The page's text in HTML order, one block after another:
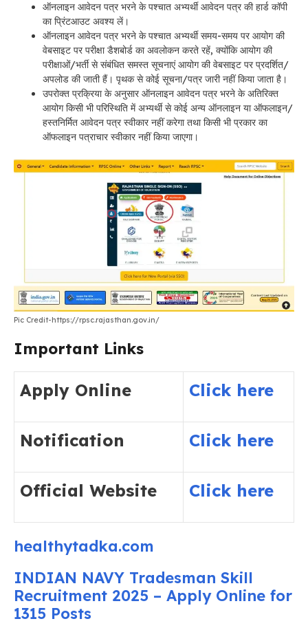
ऑनलाइन आवेदन पत्र भरने के पश्चात अभ्यर्थी आवेदन पत्र की हार्ड कॉपी
का प्रिंटआउट अवश्य लें।
ऑनलाइन आवेदन पत्र भरने के पश्चात अभ्यर्थी समय-समय पर आयोग की
वेबसाइट पर परीक्षा डैशबोर्ड का अवलोकन करते रहें, क्योंकि आयोग की
परीक्षाओं/भर्ती से संबंधित समस्त सूचनाएं आयोग की वेबसाइट पर प्रदर्शित/
अपलोड की जाती हैं। पृथक से कोई सूचना/पत्र जारी नहीं किया जाता है।
उपरोक्त प्रक्रिया के अनुसार ऑनलाइन आवेदन पत्र भरने के अतिरिक्त
आयोग किसी भी परिस्थिति में अभ्यर्थी से कोई अन्य ऑनलाइन या ऑफलाइन/
हस्तनिर्मित आवेदन पत्र स्वीकार नहीं करेगा तथा किसी भी प्रकार का
ऑफलाइन पत्राचार स्वीकार नहीं किया जाएगा।
Pic Credit-https://rpsc.rajasthan.gov.in/
Important Links
Apply Online Click here
Notification Click here
Official Website Click here
healthytadka.com
INDIAN NAVY Tradesman Skill
Recruitment 2025 – Apply Online for
1315 Posts